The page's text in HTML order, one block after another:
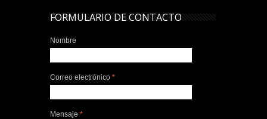
FORMULARIO DE CONTACTO
Nombre
Correo electrónico *
Mensaje *